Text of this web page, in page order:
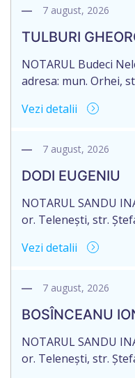
notariale în urma
2007040006216.
moștenitor este
7 august, 2026
TULBURI
NOTARUL Budeci
adresa: mun. Orhei,
în urma decesului cet.
decedat/ă la 16 mai
de 16.05.2027
acceptarea […]
Vezi detalii
7 august, 2026
DODI EUGENIU
NOTARUL SANDU
or. Telenești, str.
succesorale în urma
2003035009604,
/doisprezece
șase/. Eliberarea
[…]
Vezi detalii
7 august, 2026
BOSÎNCEANU
NOTARUL SANDU
or. Telenești, str.